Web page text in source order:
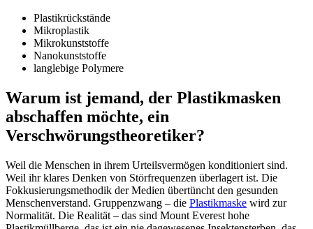
Plastikrückstände
Mikroplastik
Mikrokunststoffe
Nanokunststoffe
langlebige Polymere
Warum ist jemand, der Plastikmasken
abschaffen möchte, ein
Verschwörungstheoretiker?
Weil die Menschen in ihrem Urteilsvermögen konditioniert sind.
Weil ihr klares Denken von Störfrequenzen überlagert ist. Die
Fokkusierungsmethodik der Medien übertüncht den gesunden
Menschenverstand. Gruppenzwang – die Plastikmaske wird zur
Normalität. Die Realität – das sind Mount Everest hohe